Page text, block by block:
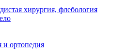
хирургия, флебология
и ортопедия